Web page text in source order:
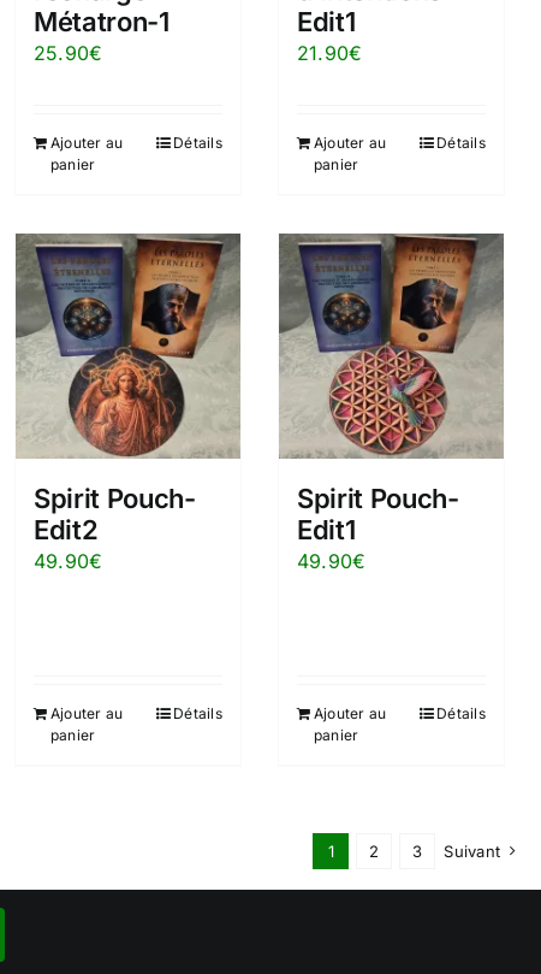
Métatron-1
25.90€
Ajouter au
panier
Détails
Edit1
21.90€
Ajouter au
panier
Détails
Spirit Pouch-
Edit2
49.90€
Ajouter au
panier
Détails
Spirit Pouch-
Edit1
49.90€
Ajouter au
panier
Détails
1 2 3 Suivant